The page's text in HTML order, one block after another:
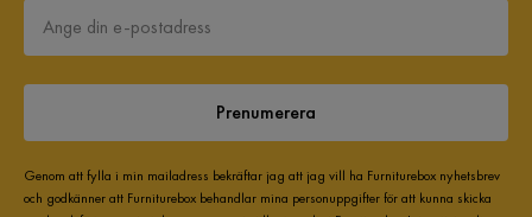
Prenumerera
Genom att fylla i min mailadress bekräftar jag att jag vill ha Furniturebox nyhetsbrev
och godkänner att Furniturebox behandlar mina personuppgifter för att kunna skicka